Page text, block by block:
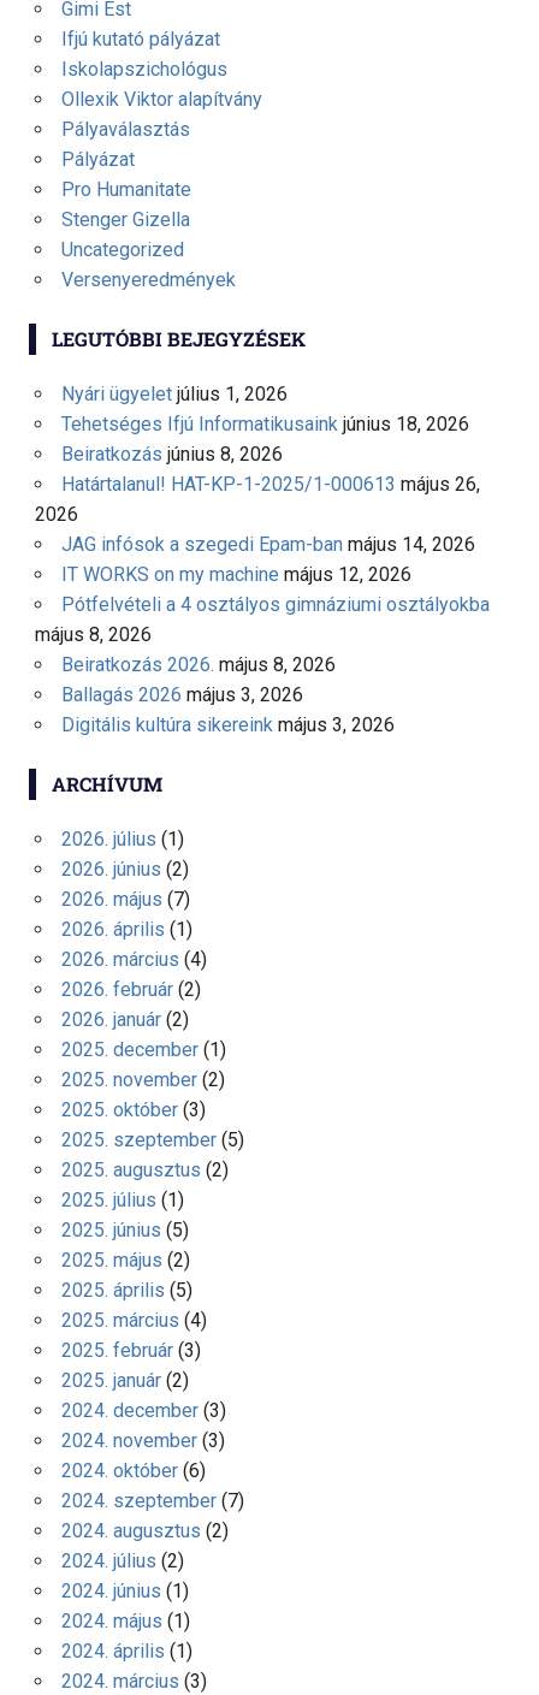
Gimi Est
Ifjú kutató pályázat
Iskolapszichológus
Ollexik Viktor alapítvány
Pályaválasztás
Pályázat
Pro Humanitate
Stenger Gizella
Uncategorized
Versenyeredmények
LEGUTÓBBI BEJEGYZÉSEK
Nyári ügyelet július 1, 2026
Tehetséges Ifjú Informatikusaink június 18, 2026
Beiratkozás június 8, 2026
Határtalanul! HAT-KP-1-2025/1-000613 május 26,
2026
JAG infósok a szegedi Epam-ban május 14, 2026
IT WORKS on my machine május 12, 2026
Pótfelvételi a 4 osztályos gimnáziumi osztályokba
május 8, 2026
Beiratkozás 2026. május 8, 2026
Ballagás 2026 május 3, 2026
Digitális kultúra sikereink május 3, 2026
ARCHÍVUM
2026. július (1)
2026. június (2)
2026. május (7)
2026. április (1)
2026. március (4)
2026. február(2)
2026. január(2)
2025. december(1)
2025. november(2)
2025. október(3)
2025. szeptember(5)
2025. augusztus (2)
2025. július (1)
2025. június (5)
2025. május (2)
2025. április (5)
2025. március (4)
2025. február(3)
2025. január(2)
2024. december(3)
2024. november(3)
2024. október(6)
2024. szeptember(7)
2024. augusztus (2)
2024. július (2)
2024. június (1)
2024. május (1)
2024. április (1)
2024. március (3)